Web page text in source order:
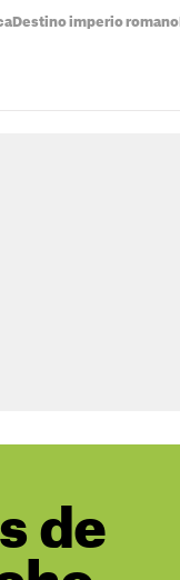
Destino imperio romano
de